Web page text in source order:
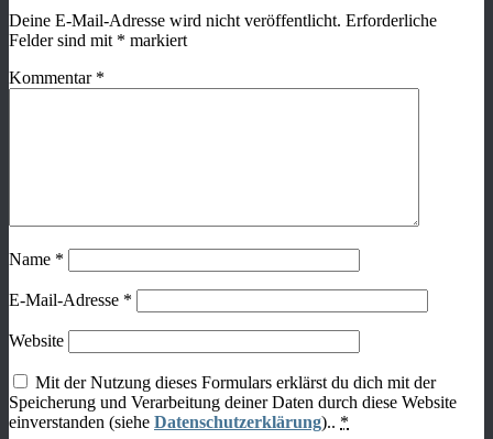
Deine E-Mail-Adresse wird nicht veröffentlicht. Erforderliche
Felder sind mit * markiert
Kommentar *
Name *
E-Mail-Adresse *
Website
Mit der Nutzung dieses Formulars erklärst du dich mit der
Speicherung und Verarbeitung deiner Daten durch diese Website
einverstanden (siehe Datenschutzerklärung).. *